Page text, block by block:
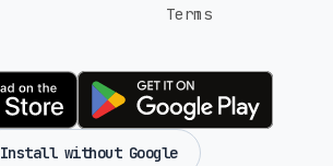
Terms
Install without Google